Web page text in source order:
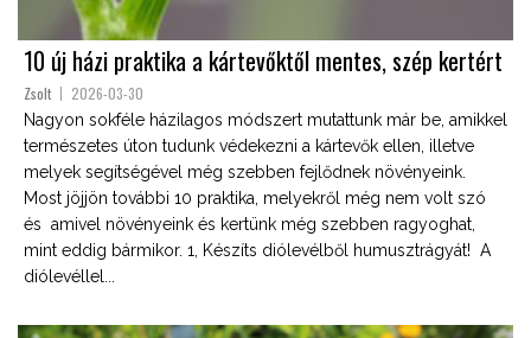
10 új házi praktika a kártevőktől mentes, szép kertért
Zsolt 2026-03-30
Nagyon sokféle házilagos módszert mutattunk már be, amikkel
természetes úton tudunk védekezni a kártevők ellen, illetve
melyek segítségével még szebben fejlődnek növényeink.
Most jöjjön további 10 praktika, melyekről még nem volt szó
és amivel növényeink és kertünk még szebben ragyoghat,
mint eddig bármikor. 1, Készíts diólevélből humusztrágyát! A
diólevéllel...